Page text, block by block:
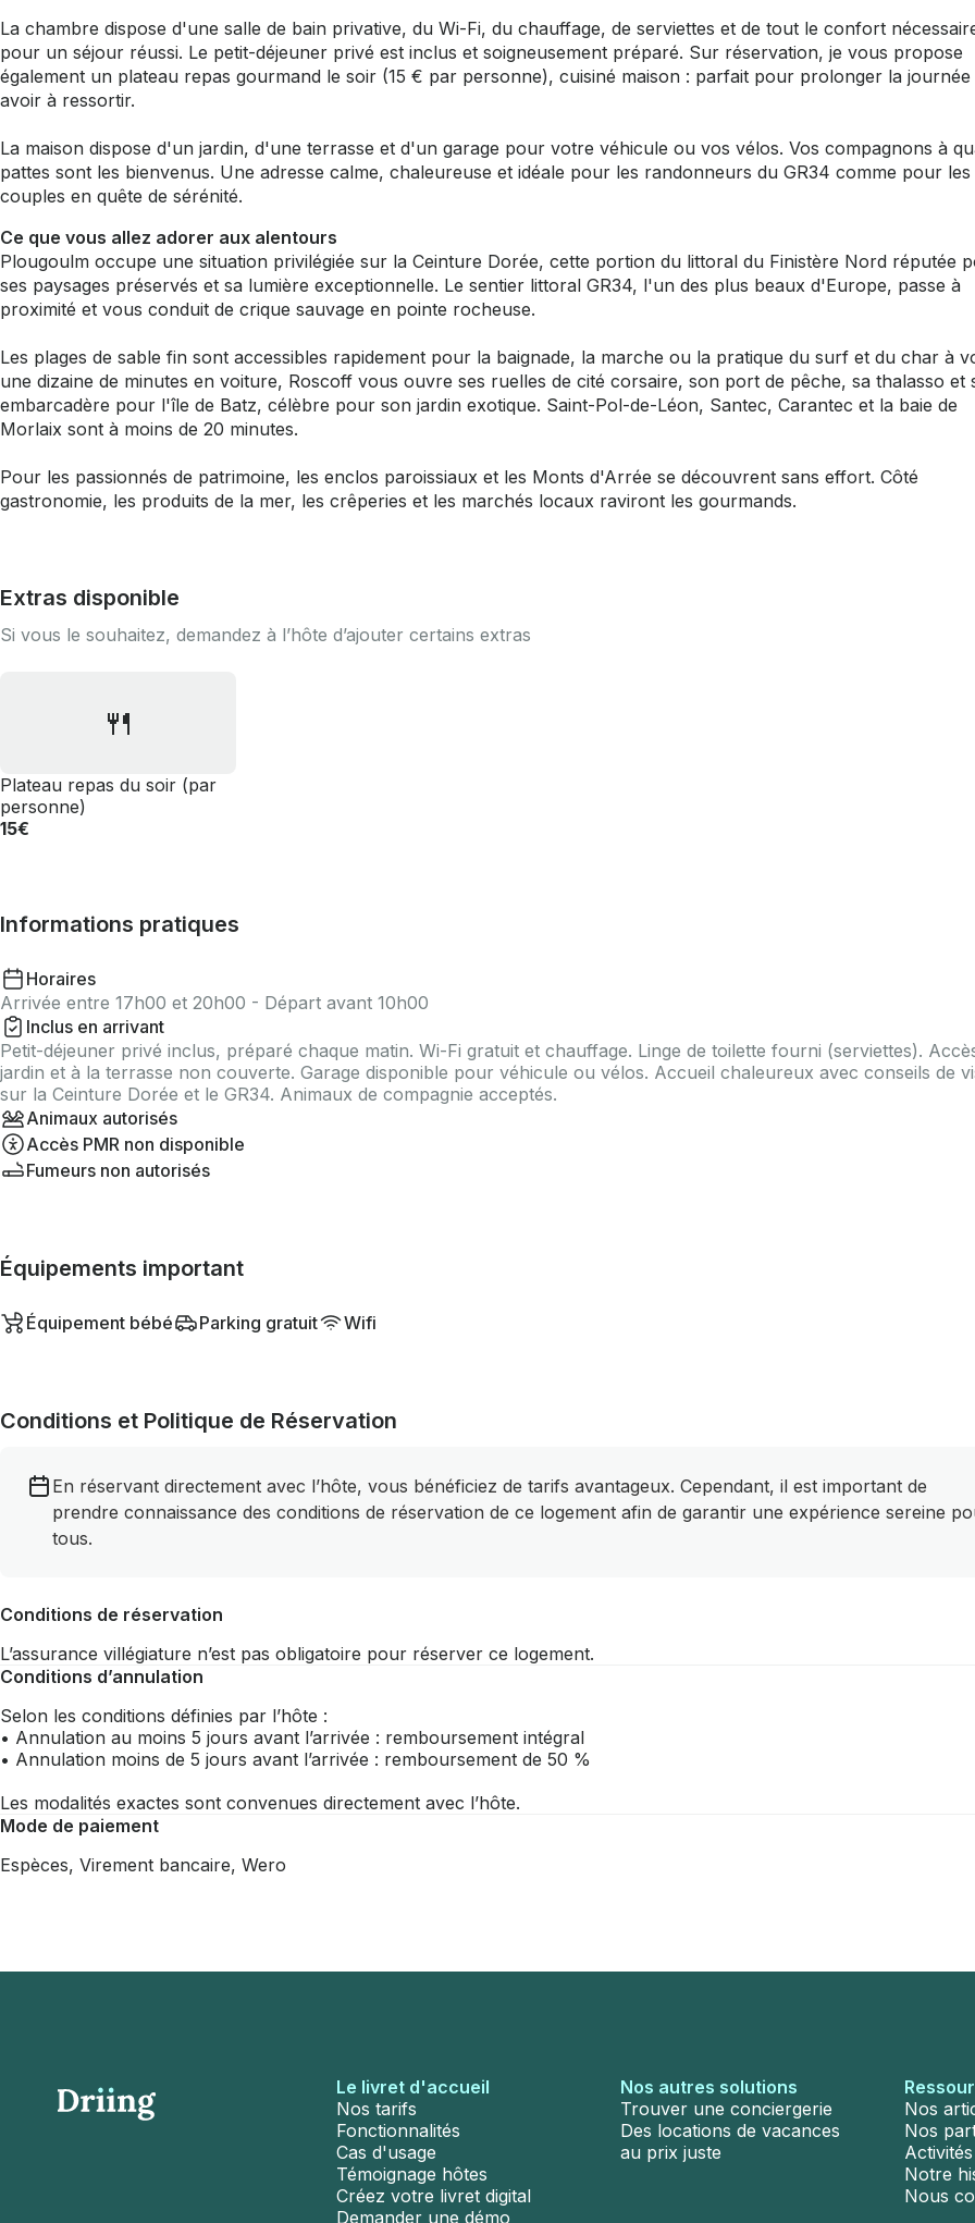
La chambre dispose d'une salle de bain privative, du Wi-Fi, du chauffage, de serviettes et de tout le confort
pour un séjour réussi. Le petit-déjeuner privé est inclus et soigneusement préparé. Sur réservation, je vous propose
également un plateau repas gourmand le soir (15 € par personne), cuisiné maison : parfait pour prolonger la journée
avoir à ressortir.
La maison dispose d'un jardin, d'une terrasse et d'un garage pour votre véhicule ou vos vélos. Vos compagnons à
pattes sont les bienvenus. Une adresse calme, chaleureuse et idéale pour les randonneurs du GR34 comme pour les
couples en quête de sérénité.
Ce que vous allez adorer aux alentours
Plougoulm occupe une situation privilégiée sur la Ceinture Dorée, cette portion du littoral du Finistère Nord réputée
ses paysages préservés et sa lumière exceptionnelle. Le sentier littoral GR34, l'un des plus beaux d'Europe, passe à
proximité et vous conduit de crique sauvage en pointe rocheuse.
Les plages de sable fin sont accessibles rapidement pour la baignade, la marche ou la pratique du surf et du char à
une dizaine de minutes en voiture, Roscoff vous ouvre ses ruelles de cité corsaire, son port de pêche, sa thalasso et
embarcadère pour l'île de Batz, célèbre pour son jardin exotique. Saint-Pol-de-Léon, Santec, Carantec et la baie de
Morlaix sont à moins de 20 minutes.
Pour les passionnés de patrimoine, les enclos paroissiaux et les Monts d'Arrée se découvrent sans effort. Côté
gastronomie, les produits de la mer, les crêperies et les marchés locaux raviront les gourmands.
Extras disponible
Si vous le souhaitez, demandez à l’hôte d’ajouter certains extras
🍴
Plateau repas du soir (par
personne)
15€
Informations pratiques
Horaires
Arrivée entre 17h00 et 20h00 - Départ avant 10h00
Inclus en arrivant
Petit-déjeuner privé inclus, préparé chaque matin. Wi-Fi gratuit et chauffage. Linge de toilette fourni (serviettes).
jardin et à la terrasse non couverte. Garage disponible pour véhicule ou vélos. Accueil chaleureux avec conseils de
sur la Ceinture Dorée et le GR34. Animaux de compagnie acceptés.
Animaux autorisés
Accès PMR non disponible
Fumeurs non autorisés
Équipements important
Équipement bébé Parking gratuit Wifi
Conditions et Politique de Réservation
En réservant directement avec l’hôte, vous bénéficiez de tarifs avantageux. Cependant, il est important de
prendre connaissance des conditions de réservation de ce logement afin de garantir une expérience sereine
tous.
Conditions de réservation
L’assurance villégiature n’est pas obligatoire pour réserver ce logement.
Conditions d’annulation
Selon les conditions définies par l’hôte :
• Annulation au moins 5 jours avant l’arrivée : remboursement intégral
• Annulation moins de 5 jours avant l’arrivée : remboursement de 50 %
Les modalités exactes sont convenues directement avec l’hôte.
Mode de paiement
Espèces, Virement bancaire, Wero
Le livret d'accueil
Nos tarifs
Fonctionnalités
Cas d'usage
Témoignage hôtes
Créez votre livret digital
Demander une démo
Nos autres solutions
Trouver une conciergerie
Des locations de vacances
au prix juste
Nos
Nos
Notre
Nous